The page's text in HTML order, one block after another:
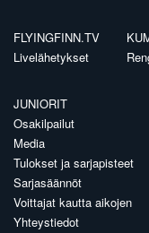
FLYINGFINN.TV
Livelähetykset
JUNIORIT
Osakilpailut
Media
Tulokset ja sarjapisteet
Sarjasäännöt
Voittajat kautta aikojen
Yhteystiedot